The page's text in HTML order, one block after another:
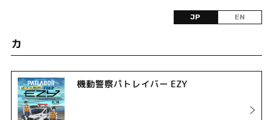
JP EN
カ
機動警察パトレイバー EZY